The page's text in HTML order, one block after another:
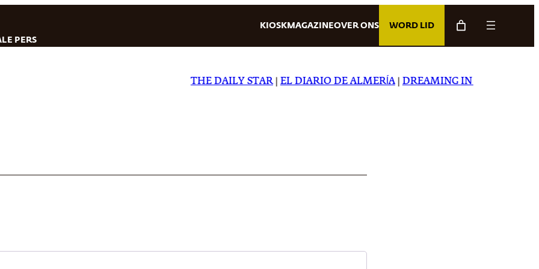
PERS
KIOSK MAGAZINEOVER ONS WORD LID
THE DAILY STAR|EL DIARIO DE ALMERÍA|DREAMING IN JAPANESE